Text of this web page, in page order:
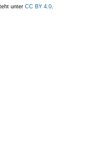
unter CC BY 4.0